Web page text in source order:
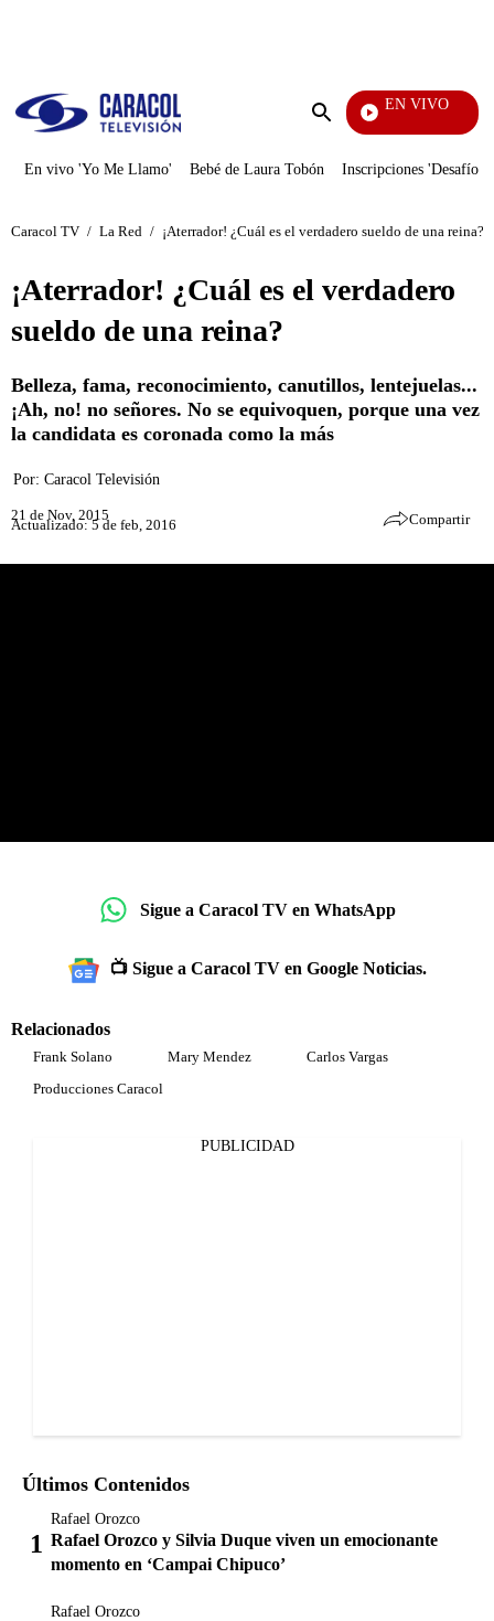
Enviar
EN VIVO
Día A Día
En vivo 'Yo Me Llamo' Bebé de Laura Tobón Inscripciones 'Desafío'
Caracol TV / La Red / ¡Aterrador! ¿Cuál es el verdadero sueldo de una reina?
¡Aterrador! ¿Cuál es el verdadero
sueldo de una reina?
Belleza, fama, reconocimiento, canutillos, lentejuelas...
¡Ah, no! no señores. No se equivoquen, porque una vez
la candidata es coronada como la más
Por: Caracol Televisión
21 de Nov, 2015
Actualizado: 5 de feb, 2016 Compartir
Sigue a Caracol TV en WhatsApp
📺 Sigue a Caracol TV en Google Noticias.
Relacionados
Frank Solano Mary Mendez
Carlos Vargas
Producciones Caracol
PUBLICIDAD
Últimos Contenidos
Rafael Orozco
Rafael Orozco y Silvia Duque viven un emocionante
momento en ‘Campai Chipuco’
Rafael Orozco